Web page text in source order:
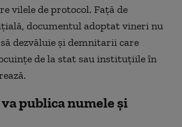
vilele de protocol. Față de
documentul adoptat vineri nu
dezvăluie și demnitarii care
de la stat sau instituțiile în
va publica numele și